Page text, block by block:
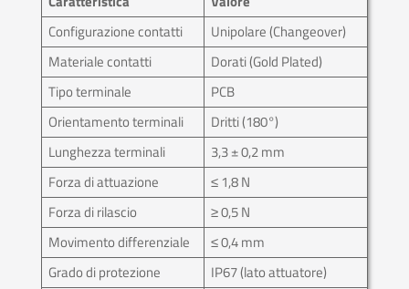
Configurazione contatti
Unipolare (Changeover)
Materiale contatti
Dorati (Gold Plated)
Tipo terminale
PCB
Orientamento terminali
Dritti (180°)
Lunghezza terminali
3,3 ± 0,2 mm
Forza di attuazione
≤ 1,8 N
Forza di rilascio
≥ 0,5 N
Movimento differenziale
≤ 0,4 mm
Grado di protezione
IP67 (lato attuatore)